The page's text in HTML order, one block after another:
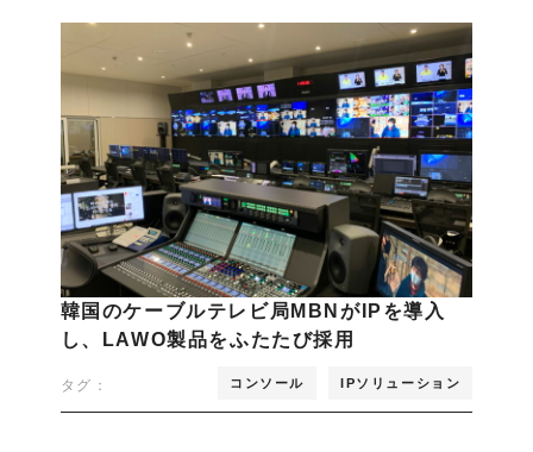
韓国のケーブルテレビ局MBNがIPを導入
し、LAWO製品をふたたび採用
タグ： コンソール IPソリューション